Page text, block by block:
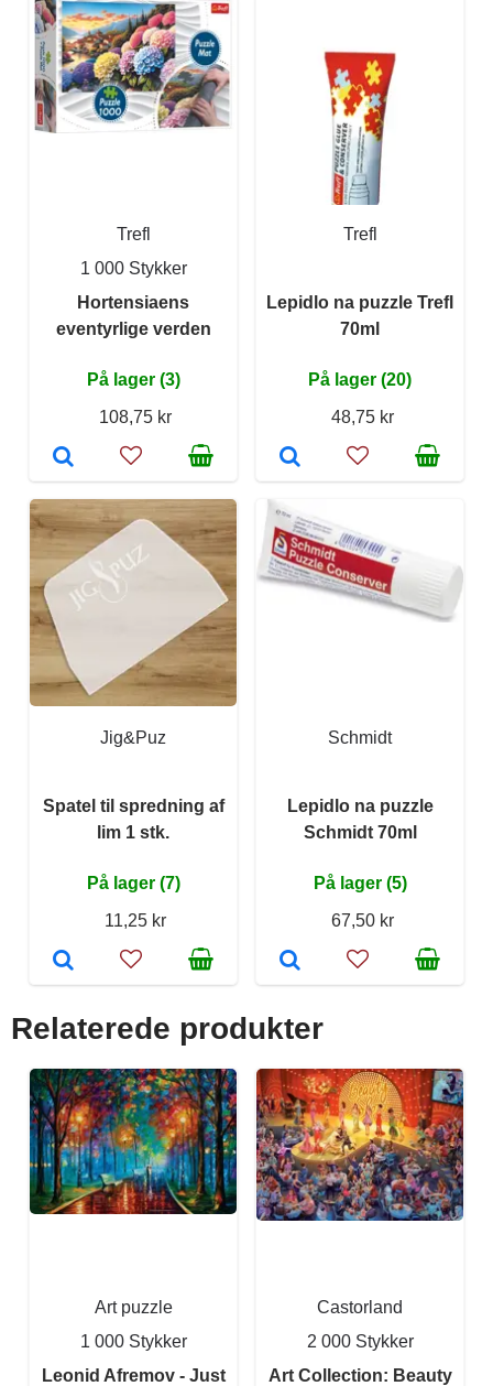
Trefl
1 000 Stykker
Hortensiaens
eventyrlige verden
På lager (3)
108,75 kr
Trefl
Lepidlo na puzzle Trefl
70ml
På lager (20)
48,75 kr
Jig&Puz
Spatel til spredning af
lim 1 stk.
På lager (7)
11,25 kr
Schmidt
Lepidlo na puzzle
Schmidt 70ml
På lager (5)
67,50 kr
Relaterede produkter
Art puzzle
1 000 Stykker
Leonid Afremov - Just
Castorland
2 000 Stykker
Art Collection: Beauty